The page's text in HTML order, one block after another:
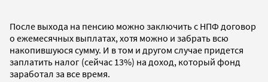
После выхода на пенсию можно заключить с НПФ договор
о ежемесячных выплатах, хотя можно и забрать всю
накопившуюся сумму. И в том и другом случае придется
заплатить налог (сейчас 13%) на доход, который фонд
заработал за все время.